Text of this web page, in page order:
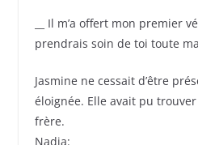
__ Il m’a offert mon premier
prendrais soin de toi toute
Jasmine ne cessait d’être
éloignée. Elle avait pu
frère.
Nadia: